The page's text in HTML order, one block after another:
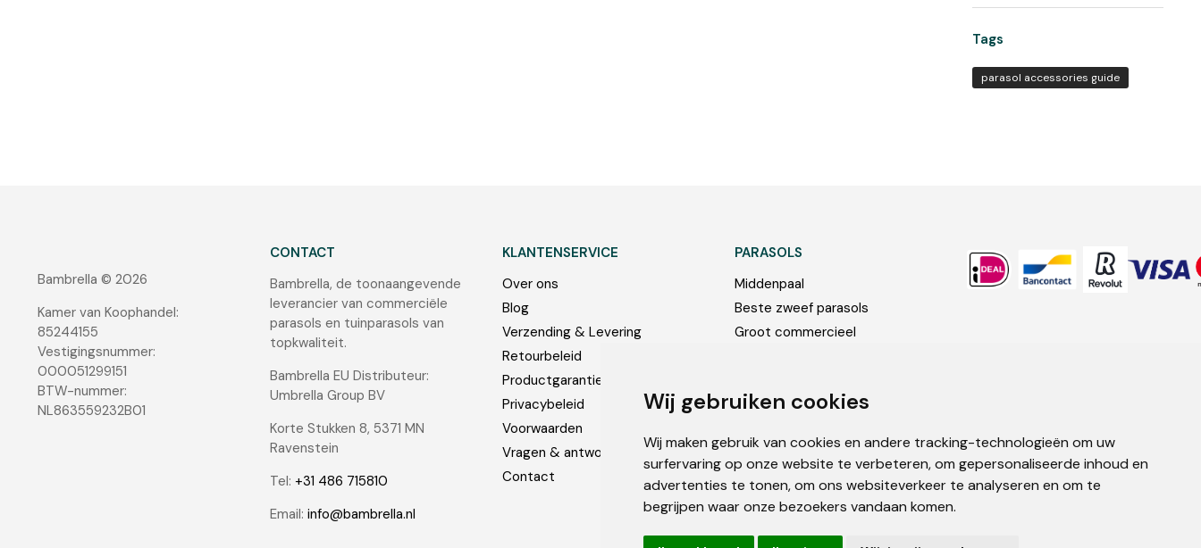
Wij gebruiken cookies
Wij maken gebruik van cookies en andere tracking-technologieën om uw
surfervaring op onze website te verbeteren, om gepersonaliseerde inhoud en
advertenties te tonen, om ons websiteverkeer te analyseren en om te
begrijpen waar onze bezoekers vandaan komen.
Tags
parasol accessories guide
Bambrella © 2026
Kamer van Koophandel:
85244155
Vestigingsnummer:
000051299151
BTW-nummer:
NL863559232B01
CONTACT
Bambrella, de toonaangevende
leverancier van commerciële
parasols en tuinparasols van
topkwaliteit.
Bambrella EU Distributeur:
Umbrella Group BV
Korte Stukken 8, 5371 MN
Ravenstein
Tel: +31 486 715810
Email: info@bambrella.nl
KLANTENSERVICE
Over ons
Blog
Verzending & Levering
Retourbeleid
Productgarantie
Privacybeleid
Voorwaarden
Vragen & antwoorden
Contact
PARASOLS
Middenpaal
Beste zweef parasols
Groot commercieel